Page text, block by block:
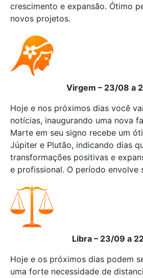
crescimento e expansão. Ótimo
novos projetos.
Virgem – 23/08 a
Hoje e nos próximos dias você
notícias, inaugurando uma nova
Marte em seu signo recebe um
Júpiter e Plutão, indicando dias
transformações positivas e
e profissional. O período envolve
Libra – 23/09 a
Hoje e os próximos dias podem
uma forte necessidade de